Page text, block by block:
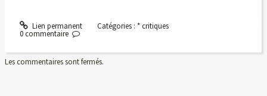
Lien permanent Catégories : * critiques
0 commentaire
Les commentaires sont fermés.